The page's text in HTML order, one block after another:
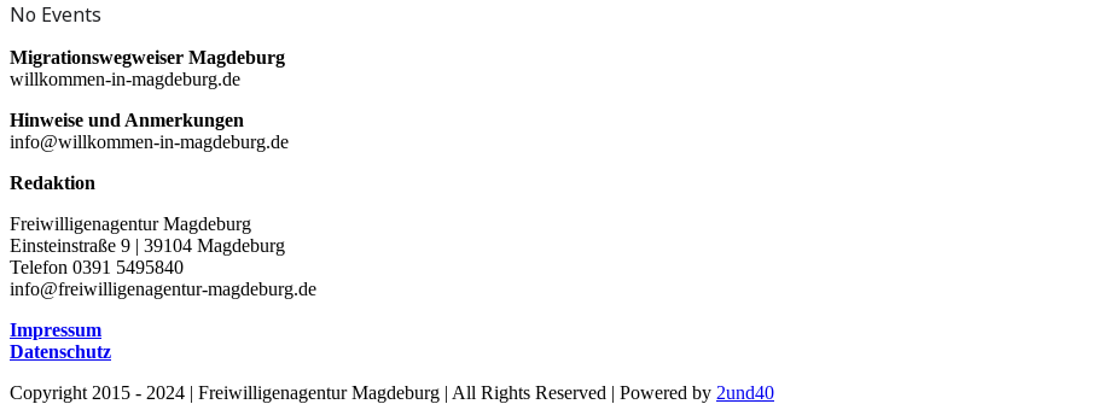
No Events
Migrationswegweiser Magdeburg
willkommen-in-magdeburg.de
Hinweise und Anmerkungen
info@willkommen-in-magdeburg.de
Redaktion
Freiwilligenagentur Magdeburg
Einsteinstraße 9 | 39104 Magdeburg
Telefon 0391 5495840
info@freiwilligenagentur-magdeburg.de
Impressum
Datenschutz
Copyright 2015 - 2024 | Freiwilligenagentur Magdeburg | All Rights Reserved | Powered by 2und40